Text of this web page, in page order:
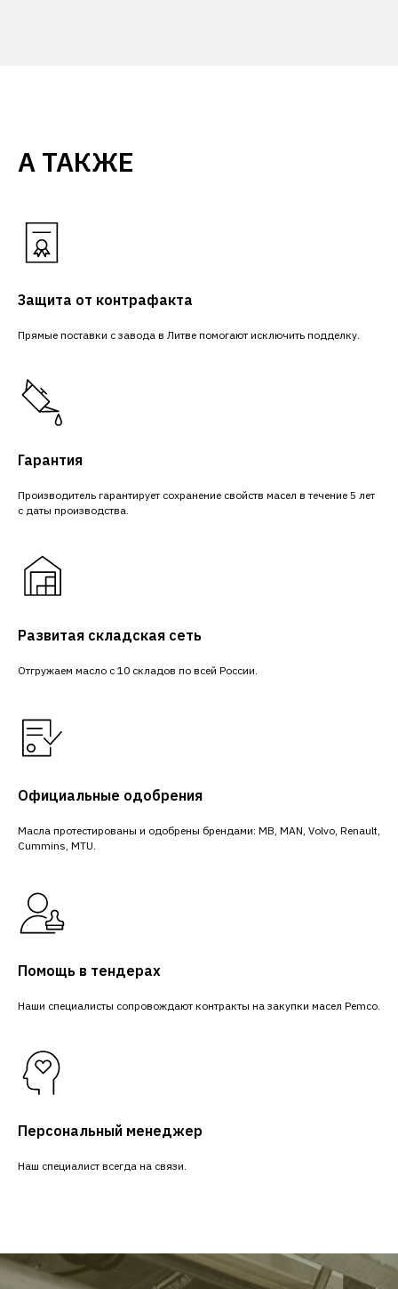
А ТАКЖЕ
Защита от контрафакта
Прямые поставки с завода в Литве помогают исключить подделку.
Гарантия
Производитель гарантирует сохранение свойств масел в течение 5 лет
с даты производства.
Развитая складская сеть
Отгружаем масло с 10 складов по всей России.
Официальные одобрения
Масла протестированы и одобрены брендами: MB, MAN, Volvo, Renault,
Cummins, MTU.
Помощь в тендерах
Наши специалисты сопровождают контракты на закупки масел Pemco.
Персональный менеджер
Наш специалист всегда на связи.